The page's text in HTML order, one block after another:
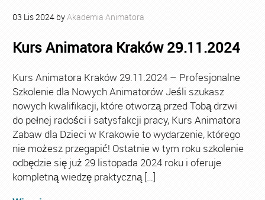
03 Lis2024 byAkademia Animatora
Kurs Animatora Kraków 29.11.2024
Kurs Animatora Kraków 29.11.2024 – Profesjonalne
Szkolenie dla Nowych Animatorów Jeśli szukasz
nowych kwalifikacji, które otworzą przed Tobą drzwi
do pełnej radości i satysfakcji pracy, Kurs Animatora
Zabaw dla Dzieci w Krakowie to wydarzenie, którego
nie możesz przegapić! Ostatnie w tym roku szkolenie
odbędzie się już 29 listopada 2024 roku i oferuje
kompletną wiedzę praktyczną […]